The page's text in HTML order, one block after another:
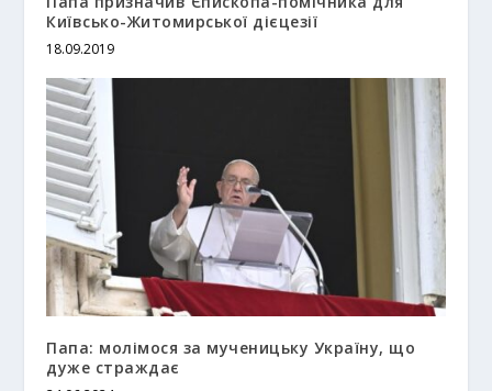
Київсько-Житомирської дієцезії
18.09.2019
Папа: молімося за мученицьку Україну, що
дуже страждає